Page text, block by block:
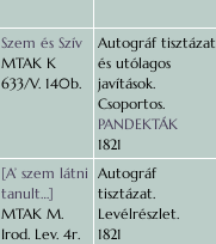
Szem és Szív
MTAK K
633/V. 140b.
Autográf tisztázat
és utólagos
javítások.
Csoportos.
PANDEKTÁK
1821
[A’ szem látni
tanult…]
MTAK M.
Irod. Lev. 4r.
Autográf
tisztázat.
Levélrészlet.
1821